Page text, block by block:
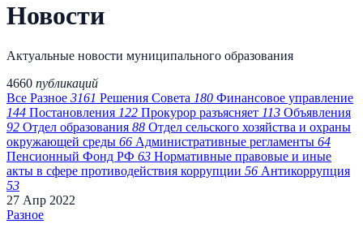
Новости
Актуальные новости муниципального образования
4660 публикаций
Все Разное 3161 Решения Совета 180 Финансовое управление
144 Постановления 122 Прокурор разъясняет 113 Объявления
92 Отдел образования 88 Отдел сельского хозяйства и охраны
окружающей среды 66 Административные регламенты 64
Пенсионный Фонд РФ 63 Нормативные правовые и иные
акты в сфере противодействия коррупции 56 Антикоррупция
53
27 Апр 2022
Разное